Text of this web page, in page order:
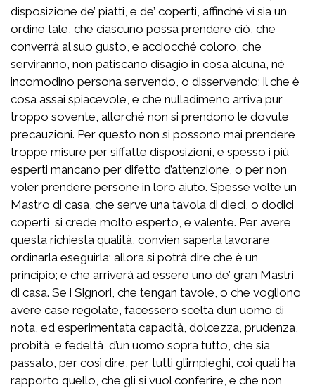
disposizione de’ piatti, e de’ coperti, affinché vi sia un
ordine tale, che ciascuno possa prendere ciò, che
converrà al suo gusto, e acciocché coloro, che
serviranno, non patiscano disagio in cosa alcuna, né
incomodino persona servendo, o disservendo; il che è
cosa assai spiacevole, e che nulladimeno arriva pur
troppo sovente, allorché non si prendono le dovute
precauzioni. Per questo non si possono mai prendere
troppe misure per siffatte disposizioni, e spesso i più
esperti mancano per difetto d’attenzione, o per non
voler prendere persone in loro aiuto. Spesse volte un
Mastro di casa, che serve una tavola di dieci, o dodici
coperti, si crede molto esperto, e valente. Per avere
questa richiesta qualità, convien saperla lavorare
ordinarla eseguirla; allora si potrà dire che è un
principio; e che arriverà ad essere uno de’ gran Mastri
di casa. Se i Signori, che tengan tavole, o che vogliono
avere case regolate, facessero scelta d’un uomo di
nota, ed esperimentata capacità, dolcezza, prudenza,
probità, e fedeltà, d’un uomo sopra tutto, che sia
passato, per così dire, per tutti gl’impieghi, coi quali ha
rapporto quello, che gli si vuol conferire, e che non